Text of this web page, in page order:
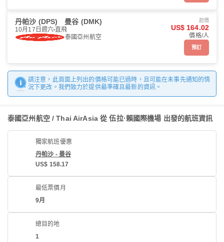
丹帕沙 (DPS) 曼谷 (DMK)
10月17日週六 直飛
泰國亞州航空
起價
US$ 164.02
價格/人
預訂
請注意，此頁面上列出的價格可能已過時，且可能在未事先通知的情
況下更改。我們致力於提供最準確且最新的資訊。
泰國亞州航空 / Thai AirAsia 從 伍拉·賴國際機場 出發的航班資訊
獨家航班優惠
丹帕沙 - 曼谷
US$ 158.17
最低票價月
9月
總目的地
1